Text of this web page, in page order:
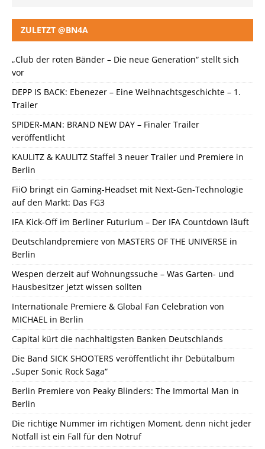
ZULETZT @BN4A
„Club der roten Bänder – Die neue Generation“ stellt sich
vor
DEPP IS BACK: Ebenezer – Eine Weihnachtsgeschichte – 1.
Trailer
SPIDER-MAN: BRAND NEW DAY – Finaler Trailer
veröffentlicht
KAULITZ & KAULITZ Staffel 3 neuer Trailer und Premiere in
Berlin
FiiO bringt ein Gaming-Headset mit Next-Gen-Technologie
auf den Markt: Das FG3
IFA Kick-Off im Berliner Futurium – Der IFA Countdown läuft
Deutschlandpremiere von MASTERS OF THE UNIVERSE in
Berlin
Wespen derzeit auf Wohnungssuche – Was Garten- und
Hausbesitzer jetzt wissen sollten
Internationale Premiere & Global Fan Celebration von
MICHAEL in Berlin
Capital kürt die nachhaltigsten Banken Deutschlands
Die Band SICK SHOOTERS veröffentlicht ihr Debütalbum
„Super Sonic Rock Saga“
Berlin Premiere von Peaky Blinders: The Immortal Man in
Berlin
Die richtige Nummer im richtigen Moment, denn nicht jeder
Notfall ist ein Fall für den Notruf